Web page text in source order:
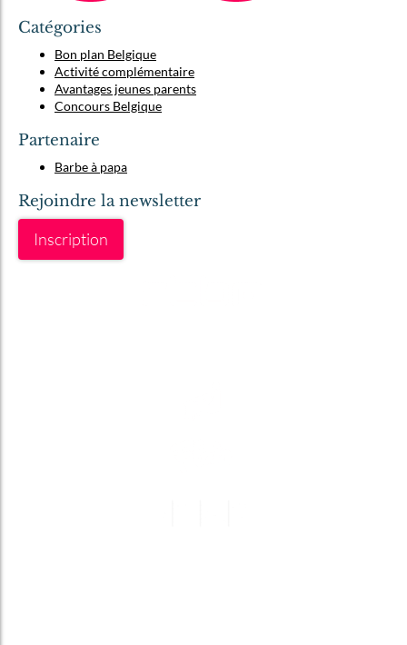
Catégories
Bon plan Belgique
Activité complémentaire
Avantages jeunes parents
Concours Belgique
Partenaire
Barbe à papa
Rejoindre la newsletter
Inscription